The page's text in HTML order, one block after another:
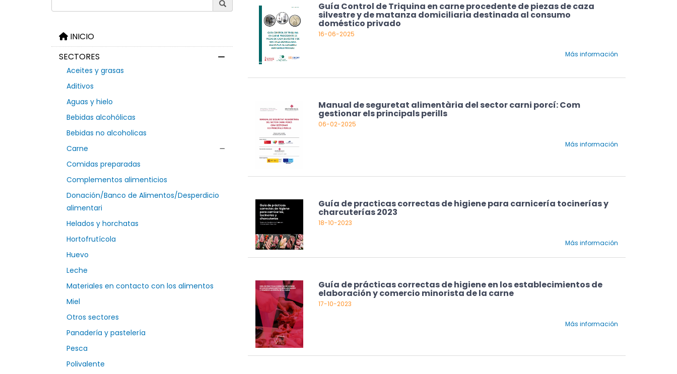
INICIO
SECTORES
Aceites y grasas
Aditivos
Aguas y hielo
Bebidas alcohólicas
Bebidas no alcoholicas
Carne
Comidas preparadas
Complementos alimenticios
Donación/Banco de Alimentos/Desperdicio
alimentari
Helados y horchatas
Hortofrutícola
Huevo
Leche
Materiales en contacto con los alimentos
Miel
Otros sectores
Panadería y pastelería
Pesca
Polivalente
Guía Control de Triquina en carne procedente de piezas de caza
silvestre y de matanza domiciliaria destinada al consumo
doméstico privado
16-06-2025
Más información
Manual de seguretat alimentària del sector carni porcí: Com
gestionar els principals perills
06-02-2025
Más información
Guía de practicas correctas de higiene para carnicería tocinerías y
charcuterías 2023
18-10-2023
Más información
Guía de prácticas correctas de higiene en los establecimientos de
elaboración y comercio minorista de la carne
17-10-2023
Más información